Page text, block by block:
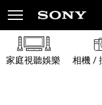
家庭視聽娛樂 相機 /